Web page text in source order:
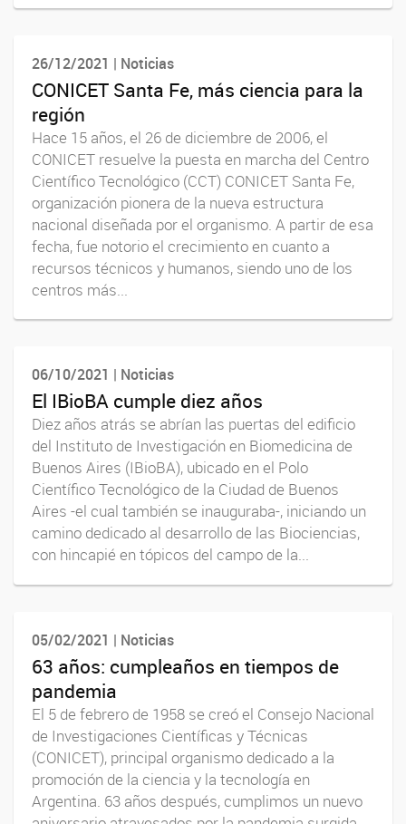
26/12/2021 | Noticias
CONICET Santa Fe, más ciencia para la
región
Hace 15 años, el 26 de diciembre de 2006, el
CONICET resuelve la puesta en marcha del Centro
Científico Tecnológico (CCT) CONICET Santa Fe,
organización pionera de la nueva estructura
nacional diseñada por el organismo. A partir de esa
fecha, fue notorio el crecimiento en cuanto a
recursos técnicos y humanos, siendo uno de los
centros más...
06/10/2021 | Noticias
El IBioBA cumple diez años
Diez años atrás se abrían las puertas del edificio
del Instituto de Investigación en Biomedicina de
Buenos Aires (IBioBA), ubicado en el Polo
Científico Tecnológico de la Ciudad de Buenos
Aires -el cual también se inauguraba-, iniciando un
camino dedicado al desarrollo de las Biociencias,
con hincapié en tópicos del campo de la...
05/02/2021 | Noticias
63 años: cumpleaños en tiempos de
pandemia
El 5 de febrero de 1958 se creó el Consejo Nacional
de Investigaciones Científicas y Técnicas
(CONICET), principal organismo dedicado a la
promoción de la ciencia y la tecnología en
Argentina. 63 años después, cumplimos un nuevo